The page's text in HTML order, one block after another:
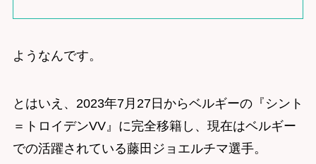
ようなんです。
とはいえ、2023年7月27日からベルギーの『シント
＝トロイデンVV』に完全移籍し、現在はベルギー
での活躍されている藤田ジョエルチマ選手。